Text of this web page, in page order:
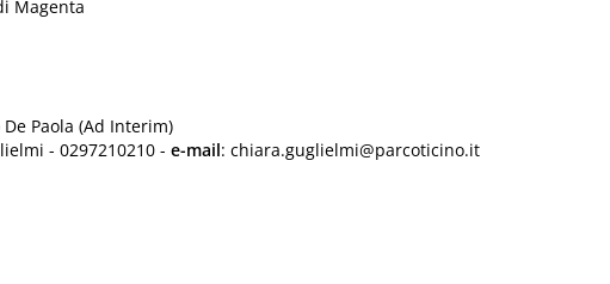
Magenta
Paola (Ad Interim)
- 0297210210 - e-mail: chiara.guglielmi@parcoticino.it